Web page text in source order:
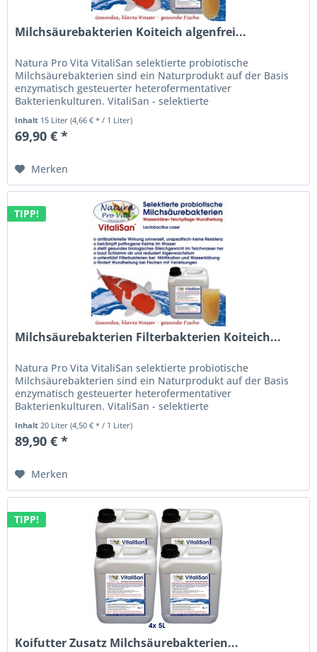
Milchsäurebakterien Koiteich algenfrei...
Natura Pro Vita VitaliSan selektierte probiotische
Milchsäurebakterien sind ein Naturprodukt auf der Basis
enzymatisch gesteuerter heterofermentativer
Bakterienkulturen. VitaliSan - selektierte
Inhalt 15 Liter(4,66 € * / 1 Liter)
69,90 € *
Merken
TIPP!
Milchsäurebakterien Filterbakterien Koiteich...
Natura Pro Vita VitaliSan selektierte probiotische
Milchsäurebakterien sind ein Naturprodukt auf der Basis
enzymatisch gesteuerter heterofermentativer
Bakterienkulturen. VitaliSan - selektierte
Milchsäurebakterien (lactobacillus casei)...
Inhalt20 Liter(4,50 € * / 1 Liter)
89,90 € *
Merken
TIPP!
Koifutter Zusatz Milchsäurebakterien...